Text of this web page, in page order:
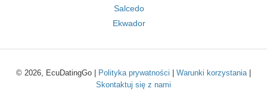
Salcedo
Ekwador
© 2026, EcuDatingGo | Polityka prywatności Warunki korzystania|
Skontaktuj się z nami